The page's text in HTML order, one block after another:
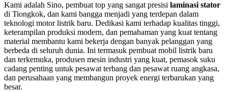
Kami adalah Sino, pembuat top yang sangat presisi laminasi stator
di Tiongkok, dan kami bangga menjadi yang terdepan dalam
teknologi motor listrik baru. Dedikasi kami terhadap kualitas tinggi,
keterampilan produksi modern, dan pemahaman yang kuat tentang
material membantu kami bekerja dengan banyak pelanggan yang
berbeda di seluruh dunia. Ini termasuk pembuat mobil listrik baru
dan terkemuka, produsen mesin industri yang kuat, pemasok suku
cadang penting untuk pesawat terbang dan pesawat ruang angkasa,
dan perusahaan yang membangun proyek energi terbarukan yang
besar.